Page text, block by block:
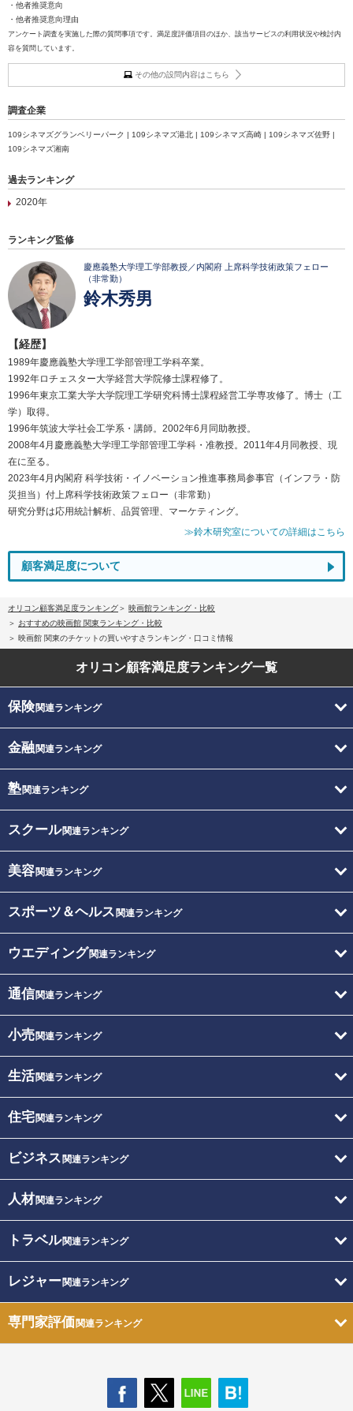
・他者推奨意向
・他者推奨意向理由
アンケート調査を実施した際の質問事項です。満足度評価項目のほか、該当サービスの利用状況や検討内
容を質問しています。
その他の設問内容はこちら
調査企業
109シネマズグランベリーパーク | 109シネマズ港北 | 109シネマズ高崎 | 109シネマズ佐野 |
109シネマズ湘南
過去ランキング
2020年
ランキング監修
慶應義塾大学理工学部教授／内閣府 上席科学技術政策フェロー
（非常勤）
鈴木秀男
【経歴】
1989年慶應義塾大学理工学部管理工学科卒業。
1992年ロチェスター大学経営大学院修士課程修了。
1996年東京工業大学大学院理工学研究科博士課程経営工学専攻修了。博士（工
学）取得。
1996年筑波大学社会工学系・講師。2002年6月同助教授。
2008年4月慶應義塾大学理工学部管理工学科・准教授。2011年4月同教授、現
在に至る。
2023年4月内閣府 科学技術・イノベーション推進事務局参事官（インフラ・防
災担当）付上席科学技術政策フェロー（非常勤）
研究分野は応用統計解析、品質管理、マーケティング。
≫鈴木研究室についての詳細はこちら
顧客満足度について
オリコン顧客満足度ランキング
映画館ランキング・比較
おすすめの映画館 関東ランキング・比較
映画館 関東のチケットの買いやすさランキング・口コミ情報
オリコン顧客満足度ランキング一覧
保険関連ランキング
金融関連ランキング
塾関連ランキング
スクール関連ランキング
美容関連ランキング
スポーツ＆ヘルス 関連ランキング
ウエディング関連ランキング
通信関連ランキング
小売関連ランキング
生活関連ランキング
住宅関連ランキング
ビジネス 関連ランキング
人材関連ランキング
トラベル関連ランキング
レジャー関連ランキング
専門家評価関連ランキング